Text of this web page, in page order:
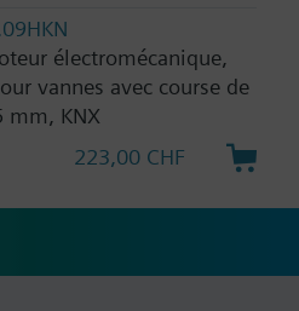
électromécanique,
vannes avec course de
mm, KNX
223,00 CHF